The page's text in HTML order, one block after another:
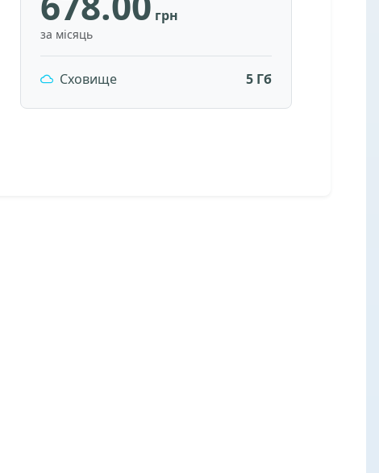
грн
за місяць
Сховище 5 Гб